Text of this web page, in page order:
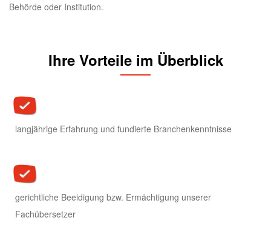
Behörde oder Institution.
Ihre Vorteile im Überblick
langjährige Erfahrung und fundierte Branchenkenntnisse
gerichtliche Beeidigung bzw. Ermächtigung unserer
Fachübersetzer